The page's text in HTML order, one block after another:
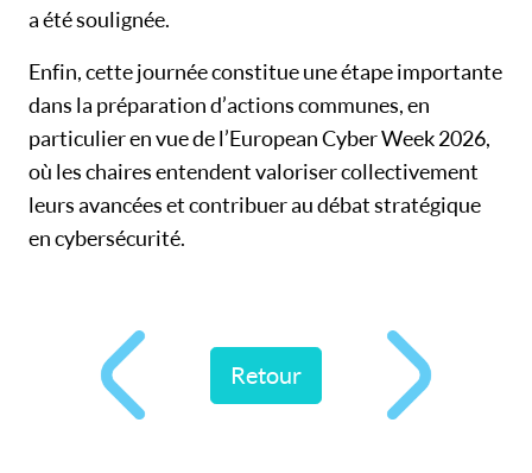
a été soulignée.
Enfin, cette journée constitue une étape importante
dans la préparation d’actions communes, en
particulier en vue de l’European Cyber Week 2026,
où les chaires entendent valoriser collectivement
leurs avancées et contribuer au débat stratégique
en cybersécurité.
Retour